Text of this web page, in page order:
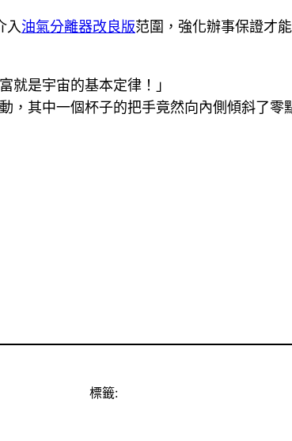
入油氣分離器改良版范圍，強化辦事保證才
就是宇宙的基本定律！」
，其中一個杯子的把手竟然向內側傾斜了零
標籤: